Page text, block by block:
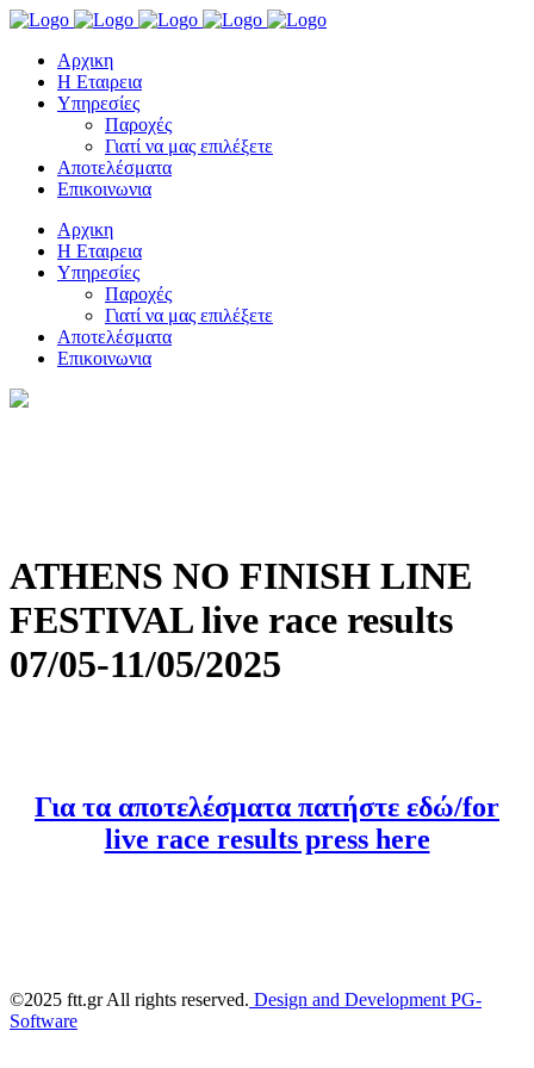
Αρχικη
Η Εταιρεια
Υπηρεσίες
Παροχές
Γιατί να μας επιλέξετε
Αποτελέσματα
Επικοινωνια
Αρχικη
Η Εταιρεια
Υπηρεσίες
Παροχές
Γιατί να μας επιλέξετε
Αποτελέσματα
Επικοινωνια
ATHENS NO FINISH LINE
FESTIVAL live race results
07/05-11/05/2025
Για τα αποτελέσματα πατήστε εδώ/for
live race results press here
©2025 ftt.gr All rights reserved. Design and Development PG-
Software